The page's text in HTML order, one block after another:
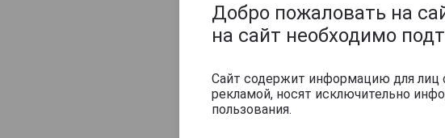
Добро пожаловать на
на сайт необходимо
Сайт содержит информацию для лиц
рекламой, носят исключительно
пользования.